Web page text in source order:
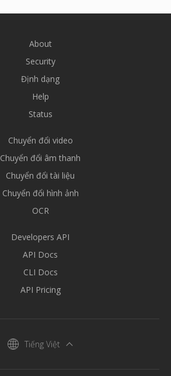
About
Security
Định dạng
Help
Status
Chuyển đổi video
Chuyển đổi âm thanh
Chuyển đổi tài liệu
Chuyển đổi hình ảnh
OCR
Developers API
API Docs
CLI Docs
API Pricing
Tiếng Việt